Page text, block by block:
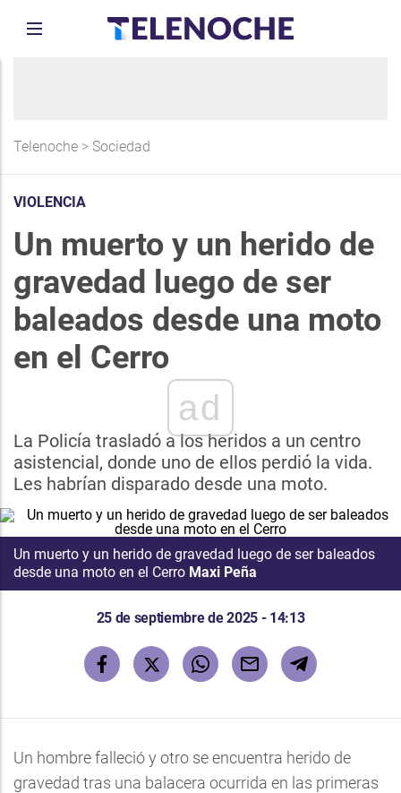
Telenoche > Sociedad
VIOLENCIA
Un muerto y un herido de
gravedad luego de ser
baleados desde una moto
en el Cerro
ad
La Policía trasladó a los heridos a un centro
asistencial, donde uno de ellos perdió la vida.
Les habrían disparado desde una moto.
Un muerto y un herido de gravedad luego de ser baleados
desde una moto en el Cerro Maxi Peña
25 de septiembre de 2025 - 14:13
Un hombre falleció y otro se encuentra herido de
gravedad tras una balacera ocurrida en las primeras